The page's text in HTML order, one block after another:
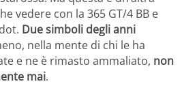
vedere con la 365 GT/4 BB e
Due simboli degli anni
nella mente di chi le ha
e ne è rimasto ammaliato, non
mai.